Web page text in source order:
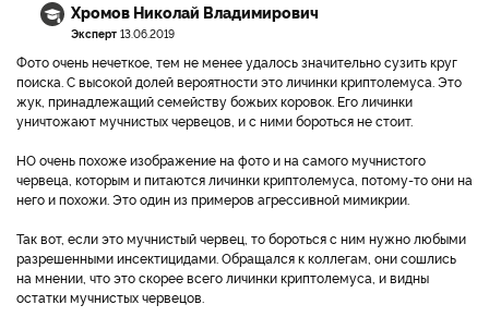
Хромов Николай Владимирович
Эксперт 13.06.2019
Фото очень нечеткое, тем не менее удалось значительно сузить круг
поиска. С высокой долей вероятности это личинки криптолемуса. Это
жук, принадлежащий семейству божьих коровок. Его личинки
уничтожают мучнистых червецов, и с ними бороться не стоит.
НО очень похоже изображение на фото и на самого мучнистого
червеца, которым и питаются личинки криптолемуса, потому-то они на
него и похожи. Это один из примеров агрессивной мимикрии.
Так вот, если это мучнистый червец, то бороться с ним нужно любыми
разрешенными инсектицидами. Обращался к коллегам, они сошлись
на мнении, что это скорее всего личинки криптолемуса, и видны
остатки мучнистых червецов.